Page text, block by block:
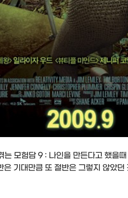
는 모험담 9 : 나인을 만든다고 했을
기대만큼 또 절반은 그렇지 않았던